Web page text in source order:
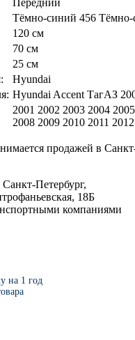
Тёмно-синий 456 Тёмно-
120 см
70 см
25 см
Hyundai
Hyundai Accent ТагАЗ
2001 2002 2003 2004
2008 2009 2010 2011 2012
продажей в
Петербург,
18Б
компаниями
на 1 год